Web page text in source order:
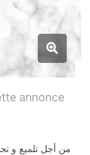
annonce
من أجل تلميع و